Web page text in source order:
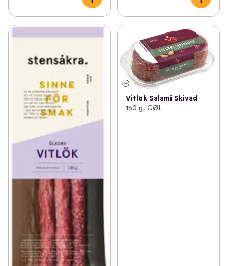
Vitlök Salami Skivad
150 g, GØL